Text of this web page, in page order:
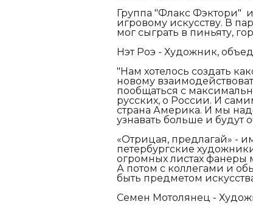
Группа "Флакс Фэктори"
игровому искусству. В
мог сыграть в пиньяту,
Нэт Роэ - Художник,
"Нам хотелось создать
новому
пообщаться с
русских, о России. И
страна Америка. И мы
узнавать больше и будут
«Отрицая, предлагай» -
петербургские
огромных листах фанеры
А потом с коллегами и
быть предметом
Семен Мотолянец -